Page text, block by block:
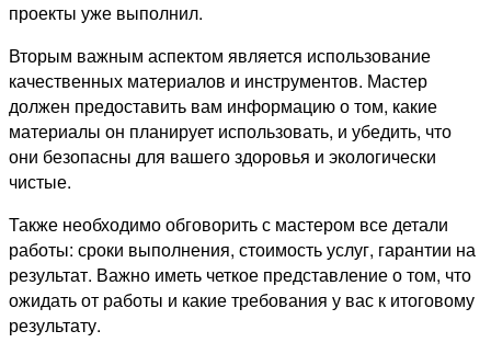
проекты уже выполнил.
Вторым важным аспектом является использование
качественных материалов и инструментов. Мастер
должен предоставить вам информацию о том, какие
материалы он планирует использовать, и убедить, что
они безопасны для вашего здоровья и экологически
чистые.
Также необходимо обговорить с мастером все детали
работы: сроки выполнения, стоимость услуг, гарантии на
результат. Важно иметь четкое представление о том, что
ожидать от работы и какие требования у вас к итоговому
результату.